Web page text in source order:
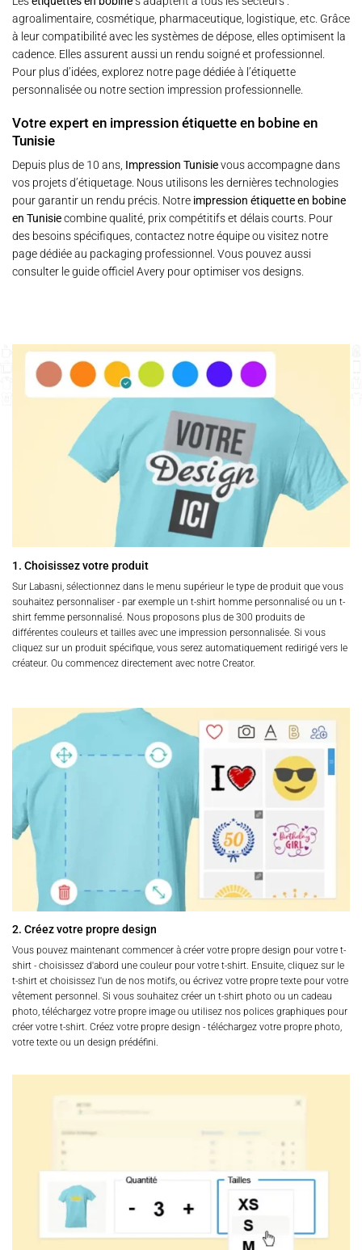
agroalimentaire, cosmétique, pharmaceutique, logistique, etc. Grâce
à leur compatibilité avec les systèmes de dépose, elles optimisent la
cadence. Elles assurent aussi un rendu soigné et professionnel.
Pour plus d’idées, explorez notre page dédiée à l’étiquette
personnaliséeou notre section impression professionnelle.
Votre expert en impression étiquette en bobine en
Tunisie
Depuis plus de 10 ans, Impression Tunisievous accompagne dans
vos projets d’étiquetage. Nous utilisons les dernières technologies
pour garantir un rendu précis. Notre impression étiquette en bobine
en Tunisiecombine qualité, prix compétitifs et délais courts. Pour
des besoins spécifiques, contactez notre équipe ou visitez notre
page dédiée au packaging professionnel . Vous pouvez aussi
consulter leguide officiel Avery pour optimiser vos designs.
1. Choisissez votre produit
Sur Labasni, sélectionnez dans le menu supérieur le type de produit que vous
souhaitez personnaliser - par exemple un t-shirt homme personnalisé ou un t-
shirt femme personnalisé. Nous proposons plus de 300 produits de
différentes couleurs et tailles avec une impression personnalisée. Si vous
cliquez sur un produit spécifique, vous serez automatiquement redirigé vers le
créateur. Ou commencez directement avec notre Creator.
2. Créez votre propre design
Vous pouvez maintenant commencer à créer votre propre design pour votre t-
shirt - choisissez d'abord une couleur pour votre t-shirt. Ensuite, cliquez sur le
t-shirt et choisissez l'un de nos motifs, ou écrivez votre propre texte pour votre
vêtement personnel. Si vous souhaitez créer un t-shirt photo ou un cadeau
photo, téléchargez votre propre image ou utilisez nos polices graphiques pour
créer votre t-shirt. Créez votre propre design - téléchargez votre propre photo,
votre texte ou un design prédéfini.